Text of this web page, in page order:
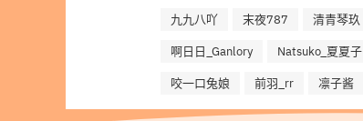
九九八吖 末夜787 清青琴玖
啊日日_Ganlory Natsuko_夏夏子
咬一口兔娘 前羽_rr 凛子酱